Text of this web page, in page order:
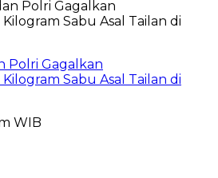
Polri Gagalkan
Sabu Asal Tailan di
WIB